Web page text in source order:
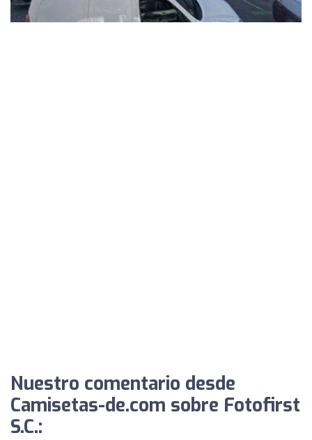
Nuestro comentario desde
Camisetas-de.com sobre Fotofirst
S.C.: